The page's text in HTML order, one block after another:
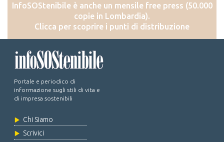
InfoSOStenibile è anche un mensile free press (50.000
copie in Lombardia).
Clicca per scoprire i punti di distribuzione
Portale e periodico di
informazione sugli stili di vita e
di impresa sostenibili
Chi Siamo
Scrivici